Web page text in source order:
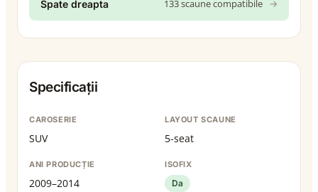
Spate dreapta 133 scaune compatibile →
Specificații
CAROSERIE
SUV
LAYOUT SCAUNE
5-seat
ANI PRODUCȚIE
2009–2014
ISOFIX
Da